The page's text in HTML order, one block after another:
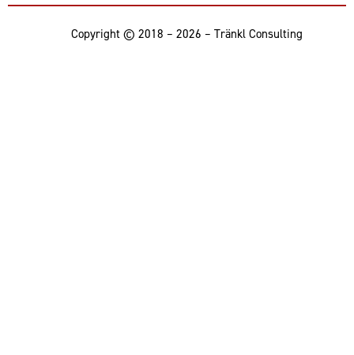
Copyright © 2018 – 2026 – Tränkl Consulting